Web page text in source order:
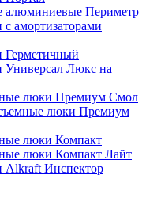
алюминиевые Периметр
амортизаторами
Люкс на
люки Премиум Смол
люки Премиум
люки Компакт
люки Компакт Лайт
Инспектор